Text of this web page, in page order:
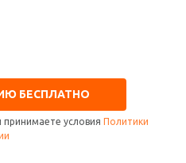
БЕСПЛАТНО
условия Политики